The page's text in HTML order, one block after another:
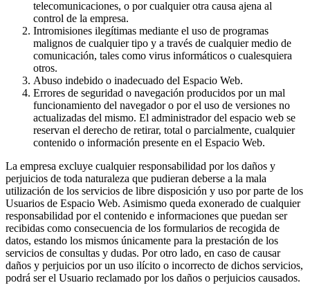
telecomunicaciones, o por cualquier otra causa ajena al
control de la empresa.
Intromisiones ilegítimas mediante el uso de programas
malignos de cualquier tipo y a través de cualquier medio de
comunicación, tales como virus informáticos o cualesquiera
otros.
Abuso indebido o inadecuado del Espacio Web.
Errores de seguridad o navegación producidos por un mal
funcionamiento del navegador o por el uso de versiones no
actualizadas del mismo. El administrador del espacio web se
reservan el derecho de retirar, total o parcialmente, cualquier
contenido o información presente en el Espacio Web.
La empresa excluye cualquier responsabilidad por los daños y
perjuicios de toda naturaleza que pudieran deberse a la mala
utilización de los servicios de libre disposición y uso por parte de los
Usuarios de Espacio Web. Asimismo queda exonerado de cualquier
responsabilidad por el contenido e informaciones que puedan ser
recibidas como consecuencia de los formularios de recogida de
datos, estando los mismos únicamente para la prestación de los
servicios de consultas y dudas. Por otro lado, en caso de causar
daños y perjuicios por un uso ilícito o incorrecto de dichos servicios,
podrá ser el Usuario reclamado por los daños o perjuicios causados.